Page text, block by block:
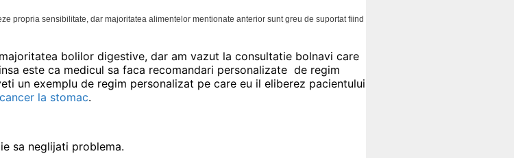
propria sensibilitate, dar majoritatea alimentelor mentionate anterior sunt greu de suportat fiind
bolilor digestive, dar am vazut la consultatie bolnavi care
este ca medicul sa faca recomandari personalizate de regim
un exemplu de regim personalizat pe care eu il eliberez pacientului
.
sa neglijati problema.